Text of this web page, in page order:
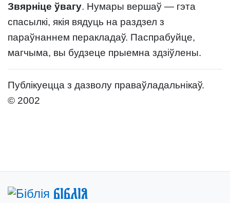
Звярніце ўвагу. Нумары вершаў — гэта
спасылкі, якія вядуць на раздзел з
параўнаннем перакладаў. Паспрабуйце,
магчыма, вы будзеце прыемна здзіўлены.
Публікуецца з дазволу праваўладальнікаў.
© 2002
Біблія